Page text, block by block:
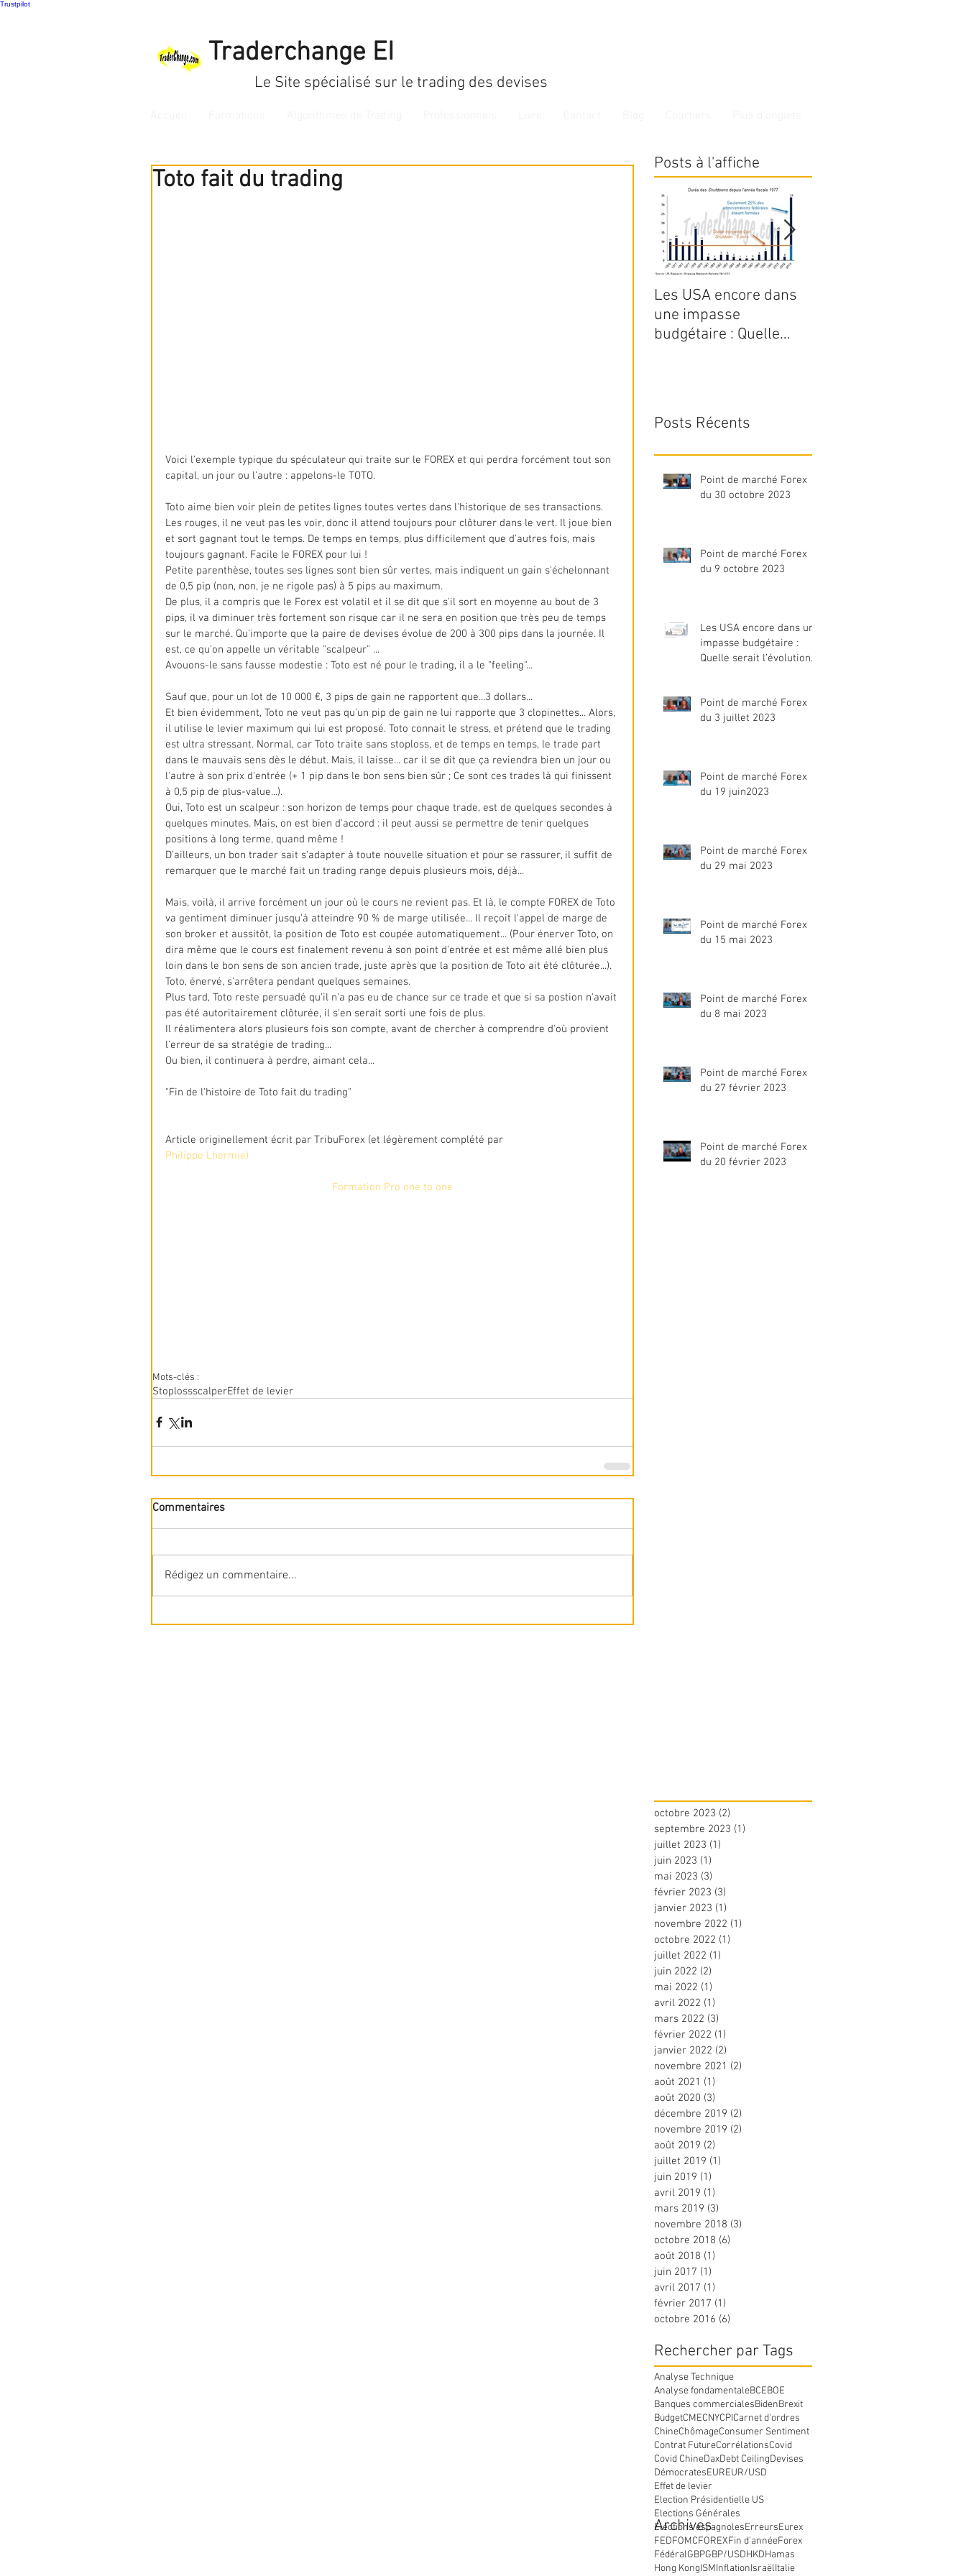
Trustpilot
Traderchange EI
Le Site spécialisé sur le trading des devises
Toto fait du trading
Voici l'exemple typique du spéculateur qui traite sur le FOREX et qui perdra forcément tout son
capital, un jour ou l'autre : appelons-le TOTO.
Toto aime bien voir plein de petites lignes toutes vertes dans l'historique de ses transactions.
Les rouges, il ne veut pas les voir, donc il attend toujours pour clôturer dans le vert. Il joue bien
et sort gagnant tout le temps. De temps en temps, plus difficilement que d'autres fois, mais
toujours gagnant. Facile le FOREX pour lui !
Petite parenthèse, toutes ses lignes sont bien sûr vertes, mais indiquent un gain s'échelonnant
de 0,5 pip (non, non, je ne rigole pas) à 5 pips au maximum.
De plus, il a compris que le Forex est volatil et il se dit que s'il sort en moyenne au bout de 3
pips, il va diminuer très fortement son risque car il ne sera en position que très peu de temps
sur le marché. Qu'importe que la paire de devises évolue de 200 à 300 pips dans la journée. Il
est, ce qu'on appelle un véritable "scalpeur" ...
Avouons-le sans fausse modestie : Toto est né pour le trading, il a le "feeling"...
Sauf que, pour un lot de 10 000 €, 3 pips de gain ne rapportent que...3 dollars...
Et bien évidemment, Toto ne veut pas qu'un pip de gain ne lui rapporte que 3 clopinettes... Alors,
il utilise le levier maximum qui lui est proposé. Toto connait le stress, et prétend que le trading
est ultra stressant. Normal, car Toto traite sans stoploss, et de temps en temps, le trade part
dans le mauvais sens dès le début. Mais, il laisse... car il se dit que ça reviendra bien un jour ou
l'autre à son prix d'entrée (+ 1 pip dans le bon sens bien sûr ; Ce sont ces trades là qui finissent
à 0,5 pip de plus-value...).
Oui, Toto est un scalpeur : son horizon de temps pour chaque trade, est de quelques secondes à
quelques minutes. Mais, on est bien d'accord : il peut aussi se permettre de tenir quelques
positions à long terme, quand même !
D'ailleurs, un bon trader sait s'adapter à toute nouvelle situation et pour se rassurer, il suffit de
remarquer que le marché fait un trading range depuis plusieurs mois, déjà...
Mais, voilà, il arrive forcément un jour où le cours ne revient pas. Et là, le compte FOREX de Toto
va gentiment diminuer jusqu'à atteindre 90 % de marge utilisée... Il reçoit l'appel de marge de
son broker et aussitôt, la position de Toto est coupée automatiquement... (Pour énerver Toto, on
dira même que le cours est finalement revenu à son point d'entrée et est même allé bien plus
loin dans le bon sens de son ancien trade, juste après que la position de Toto ait été clôturée...).
Toto, énervé, s'arrêtera pendant quelques semaines.
Plus tard, Toto reste persuadé qu'il n'a pas eu de chance sur ce trade et que si sa postion n'avait
pas été autoritairement clôturée, il s'en serait sorti une fois de plus.
Il réalimentera alors plusieurs fois son compte, avant de chercher à comprendre d'où provient
l'erreur de sa stratégie de trading...
Ou bien, il continuera à perdre, aimant cela...
"Fin de l'histoire de Toto fait du trading"
Article originellement écrit par TribuForex (et légèrement complété par
Philippe Lhermie)
Formation Pro one to one
Mots-clés :
StoplossscalperEffet de levier
Commentaires
Rédigez un commentaire...
Posts à l'affiche
Les USA encore dans
une impasse
budgétaire : Quelle
Posts Récents
Point de marché Forex
du 30 octobre 2023
Point de marché Forex
du 9 octobre 2023
Les USA encore dans une
impasse budgétaire :
Quelle serait l’évolution
Point de marché Forex
du 3 juillet 2023
Point de marché Forex
du 19 juin2023
Point de marché Forex
du 29 mai 2023
Point de marché Forex
du 15 mai 2023
Point de marché Forex
du 8 mai 2023
Point de marché Forex
du 27 février 2023
Point de marché Forex
du 20 février 2023
octobre 2023 (2)
septembre 2023 (1)
juillet 2023 (1)
juin 2023 (1)
mai 2023 (3)
février 2023 (3)
janvier 2023 (1)
novembre 2022 (1)
octobre 2022 (1)
juillet 2022 (1)
juin 2022 (2)
mai 2022 (1)
avril 2022 (1)
mars 2022 (3)
février 2022 (1)
janvier 2022 (2)
novembre 2021 (2)
août 2021 (1)
août 2020 (3)
décembre 2019 (2)
novembre 2019 (2)
août 2019 (2)
juillet 2019 (1)
juin 2019 (1)
avril 2019 (1)
mars 2019 (3)
novembre 2018 (3)
octobre 2018 (6)
août 2018 (1)
juin 2017 (1)
avril 2017 (1)
février 2017 (1)
octobre 2016 (6)
Rechercher par Tags
Archives
Analyse Technique
Analyse fondamentaleBCEBOE
Banques commercialesBidenBrexit
BudgetCMECNYCPICarnet d'ordres
ChineChômageConsumer Sentiment
Contrat FutureCorrélationsCovid
Covid ChineDaxDebt CeilingDevises
DémocratesEUREUR/USD
Effet de levier
Election Présidentielle US
Elections Générales
Elections espagnolesErreursEurex
FEDFOMCFOREXFin d'annéeForex
FédéralGBPGBP/USDHKDHamas
Hong KongISMInflationIsraëlItalie